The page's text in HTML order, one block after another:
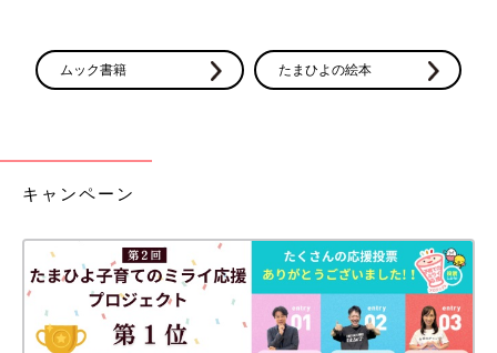
ムック書籍 たまひよの絵本
キャンペーン